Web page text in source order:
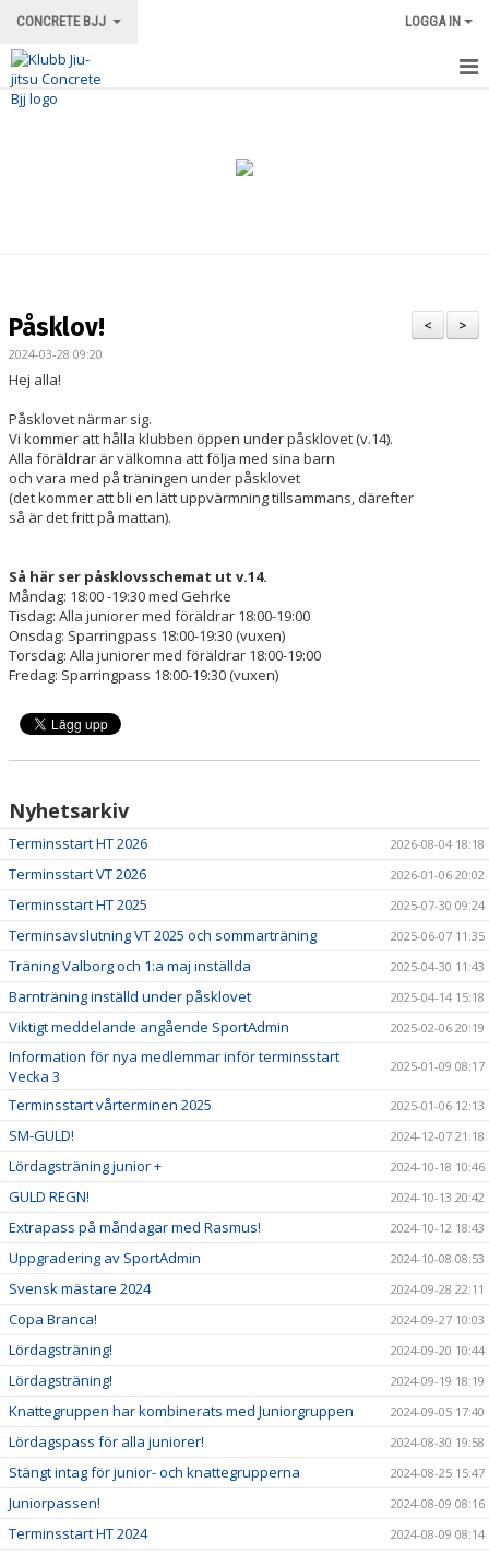
CONCRETE BJJ LOGGA IN
HEM
TRÄNINGSSCHEMA
VÅRA INSTRUKTÖRER
LOKALEN
MERCH
ANMÄLAN
>
<
Påsklov!
2024-03-28 09:20
Hej alla!
Påsklovet närmar sig.
Vi kommer att hålla klubben öppen under påsklovet (v.14).
Alla föräldrar är välkomna att följa med sina barn
och vara med på träningen under påsklovet
(det kommer att bli en lätt uppvärmning tillsammans, därefter
så är det fritt på mattan).
Så här ser påsklovsschemat ut v.14.
Måndag: 18:00 -19:30 med Gehrke
Tisdag: Alla juniorer med föräldrar 18:00-19:00
Onsdag: Sparringpass 18:00-19:30 (vuxen)
Torsdag: Alla juniorer med föräldrar 18:00-19:00
Fredag: Sparringpass 18:00-19:30 (vuxen)
Nyhetsarkiv
Terminsstart HT 2026 2026-08-04 18:18
Terminsstart VT 2026 2026-01-06 20:02
Terminsstart HT 2025 2025-07-30 09:24
Terminsavslutning VT 2025 och sommarträning 2025-06-07 11:35
Träning Valborg och 1:a maj inställda 2025-04-30 11:43
Barnträning inställd under påsklovet 2025-04-14 15:18
Viktigt meddelande angående SportAdmin 2025-02-06 20:19
Information för nya medlemmar inför terminsstart
Vecka 3
2025-01-09 08:17
Terminsstart vårterminen 2025 2025-01-06 12:13
SM-GULD! 2024-12-07 21:18
Lördagsträning junior + 2024-10-18 10:46
GULD REGN! 2024-10-13 20:42
Extrapass på måndagar med Rasmus! 2024-10-12 18:43
Uppgradering av SportAdmin 2024-10-08 08:53
Svensk mästare 2024 2024-09-28 22:11
Copa Branca! 2024-09-27 10:03
Lördagsträning! 2024-09-20 10:44
Lördagsträning! 2024-09-19 18:19
Knattegruppen har kombinerats med Juniorgruppen 2024-09-05 17:40
Lördagspass för alla juniorer! 2024-08-30 19:58
Stängt intag för junior- och knattegrupperna 2024-08-25 15:47
Juniorpassen! 2024-08-09 08:16
Terminsstart HT 2024 2024-08-09 08:14